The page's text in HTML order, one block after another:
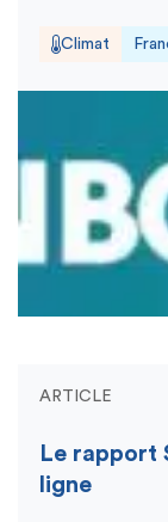
Climat
ARTICLE
Le rapport
ligne